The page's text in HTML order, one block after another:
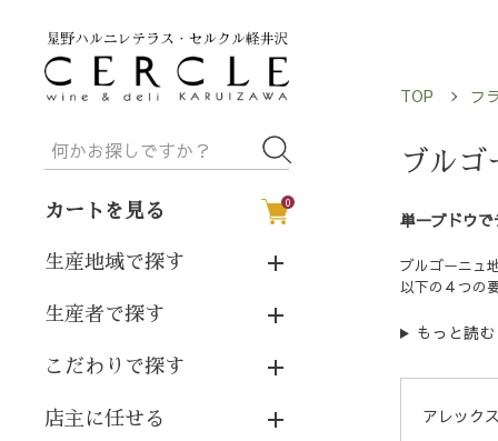
カートを見る 0
生産地域で探す
生産者で探す
こだわりで探す
店主に任せる
TOP フ
ブルゴ
単一ブドウ
ブルゴーニュ
以下の４つの
もっと読む
アレック